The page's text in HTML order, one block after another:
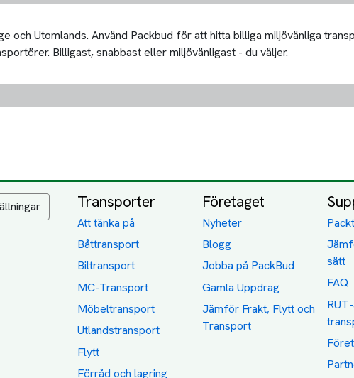
och Utomlands. Använd Packbud för att hitta billiga miljövänliga
Billigast, snabbast eller miljövänligast - du väljer.
Transporter
Att tänka på
Båttransport
Biltransport
MC-Transport
Möbeltransport
Utlandstransport
Flytt
Förråd och lagring
Företaget
Nyheter
Blogg
Jobba på PackBud
Gamla Uppdrag
Jämför Frakt, Flytt och
Transport
sätt
FAQ